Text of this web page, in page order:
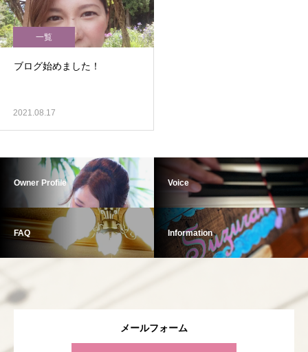
一覧
ブログ始めました！
2021.08.17
Owner Profile Voice
FAQ Information
メールフォーム